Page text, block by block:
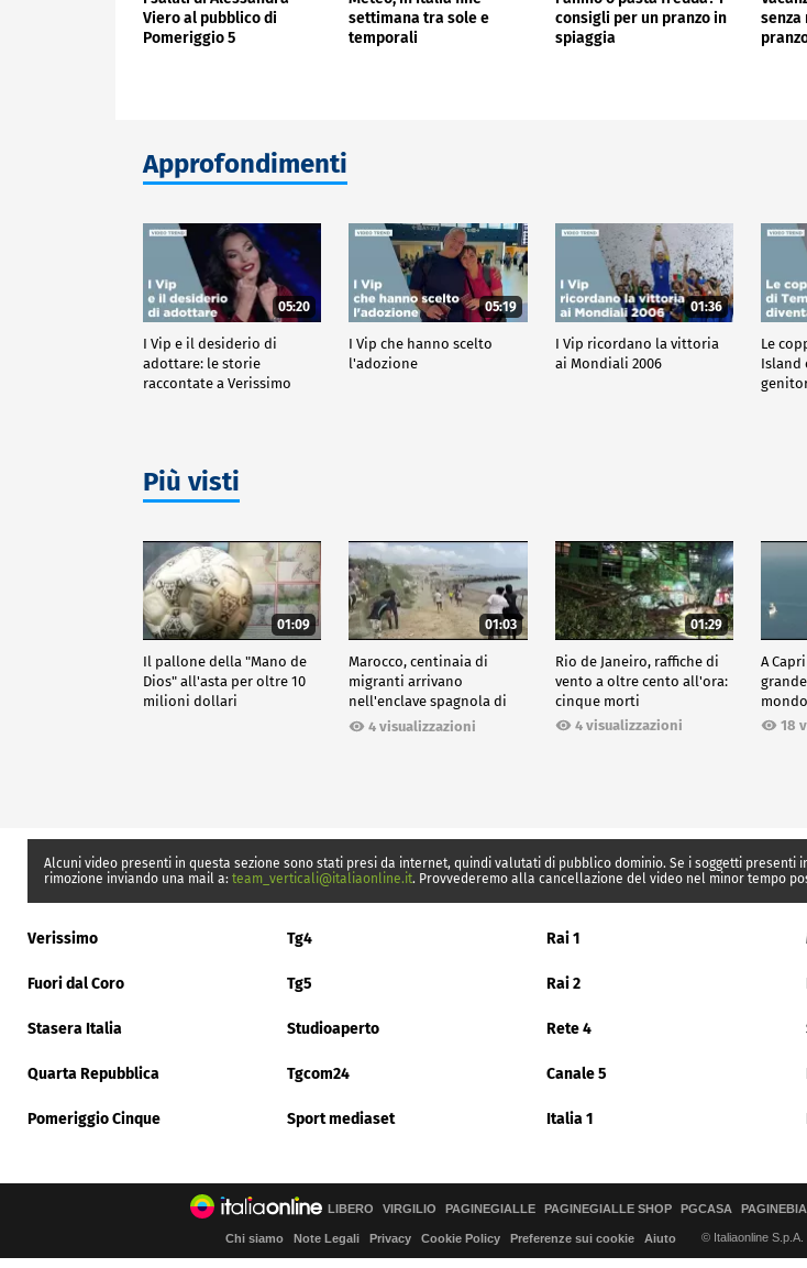
Viero al pubblico di
Pomeriggio 5
settimana tra sole e
temporali
consigli per un pranzo in
spiaggia
Approfondimenti
05:20
I Vip e il desiderio di
adottare: le storie
raccontate a Verissimo
05:19
I Vip che hanno scelto
l'adozione
01:36
I Vip ricordano la vittoria
ai Mondiali 2006
Le
Island
Più visti
01:09
Il pallone della "Mano de
Dios" all'asta per oltre 10
milioni dollari
01:03
Marocco, centinaia di
migranti arrivano
nell'enclave spagnola di
Ceuta4 visualizzazioni
01:29
Rio de Janeiro, raffiche di
vento a oltre cento all'ora:
cinque morti
4 visualizzazioni
A
mondo
18
Alcuni video presenti in questa sezione sono stati presi da internet, quindi valutati di pubblico dominio. Se i soggetti
rimozione inviando una mail a: team_verticali@italiaonline.it. Provvederemo alla cancellazione del video nel minor tempo
Verissimo Tg4 Rai 1
Fuori dal Coro Tg5 Rai 2
Stasera Italia Studioaperto Rete 4
Quarta Repubblica Tgcom24 Canale 5
Pomeriggio Cinque Sport mediaset Italia 1
LIBERO VIRGILIO PAGINEGIALLE PAGINEGIALLE SHOP PGCASA
Chi siamo Note Legali Privacy Cookie Policy Preferenze sui cookie Aiuto © Italiaonline S.p.A.